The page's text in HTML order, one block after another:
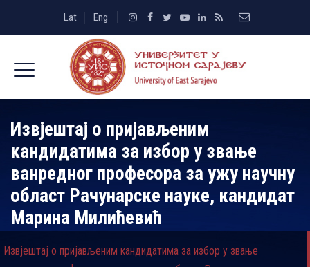
Lat Eng
Извјештај о пријављеним
кандидатима за избор у звање
ванредног професора за ужу научну
област Рачунарске науке, кандидат
Марина Милићевић
Извјештај о пријављеним кандидатима за избор у звање